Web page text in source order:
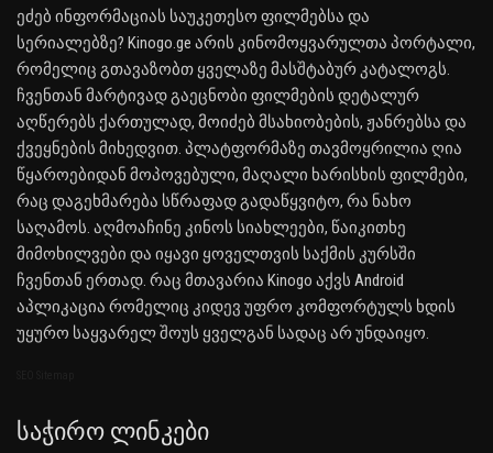
ეძებ ინფორმაციას საუკეთესო ფილმებსა და
სერიალებზე? Kinogo.ge არის კინომოყვარულთა პორტალი,
რომელიც გთავაზობთ ყველაზე მასშტაბურ კატალოგს.
ჩვენთან მარტივად გაეცნობი ფილმების დეტალურ
აღწერებს ქართულად, მოიძებ მსახიობების, ჟანრებსა და
ქვეყნების მიხედვით. პლატფორმაზე თავმოყრილია ღია
წყაროებიდან მოპოვებული, მაღალი ხარისხის ფილმები,
რაც დაგეხმარება სწრაფად გადაწყვიტო, რა ნახო
საღამოს. აღმოაჩინე კინოს სიახლეები, წაიკითხე
მიმოხილვები და იყავი ყოველთვის საქმის კურსში
ჩვენთან ერთად. რაც მთავარია Kinogo აქვს Android
აპლიკაცია რომელიც კიდევ უფრო კომფორტულს ხდის
უყურო საყვარელ შოუს ყველგან სადაც არ უნდაიყო.
Საჭირო Ლინკები